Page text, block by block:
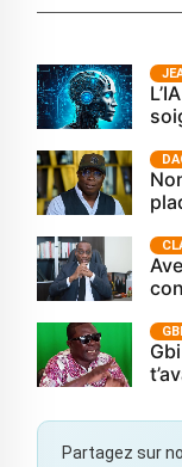
Partagez sur